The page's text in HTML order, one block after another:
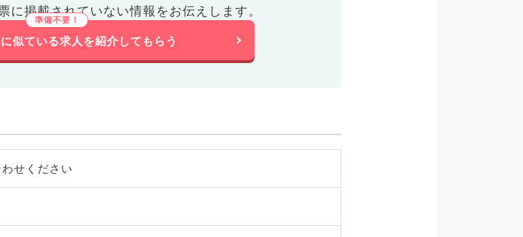
に掲載されていない情報をお伝えします。
似ている求人を紹介してもらう
せください